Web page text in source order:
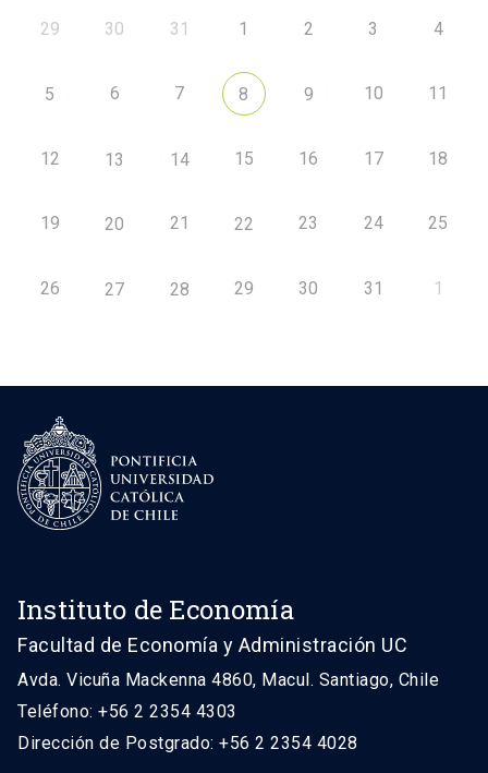
29 30 31 1 2 3 4
5 6 7 8 9 10 11
12 13 14 15 16 17 18
19 20 21 22 23 24 25
26 27 28 29 30 31 1
Instituto de Economía
Facultad de Economía y Administración UC
Avda. Vicuña Mackenna 4860, Macul. Santiago, Chile
Teléfono: +56 2 2354 4303
Dirección de Postgrado: +56 2 2354 4028